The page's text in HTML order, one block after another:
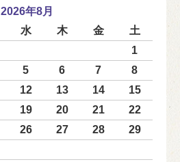
2026年8月
水 木 金
土
1
5 6 7
8
12 13 14
15
19 20 21
22
26 27 28
29